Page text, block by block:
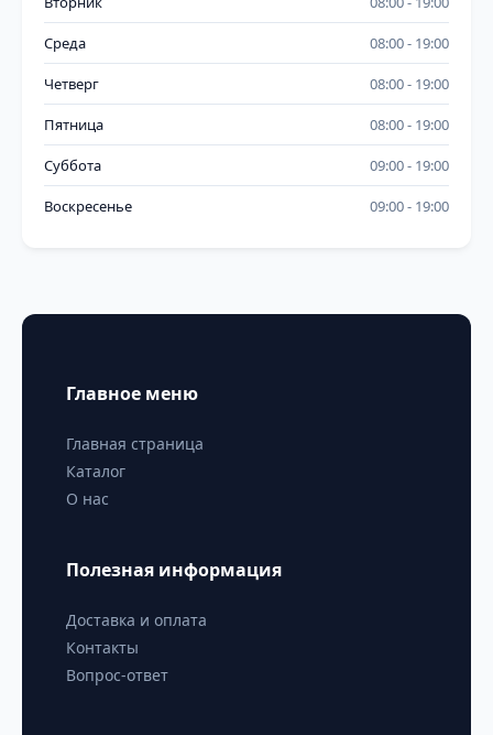
Среда 08:00 19:00
Четверг 08:00 19:00
Пятница 08:00 19:00
Суббота 09:00 19:00
Воскресенье 09:00 19:00
Главное меню
Главная страница
Каталог
О нас
Полезная информация
Доставка и оплата
Контакты
Вопрос-ответ